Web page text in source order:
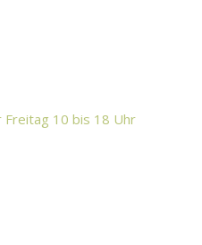
10 bis 18 Uhr